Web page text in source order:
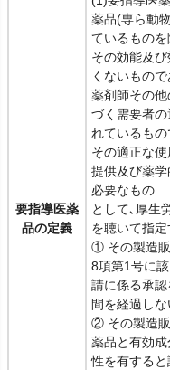
要指導医薬
品の定義
薬品(専ら動
ているものを
その効能及
くないもので
薬剤師その
づく需要者
れているもの
その適正な
提供及び薬
必要なもの
として､厚生
を聴いて指
① その製造
8項第1号に
請に係る承
間を経過し
② その製造
薬品と有効
性を有する